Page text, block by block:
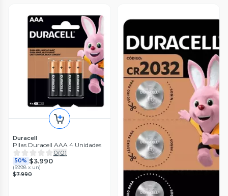
Duracell
Pilas Duracell AAA 4 Unidades
0(0)
50% $3.990
($998 x un)
$7.990